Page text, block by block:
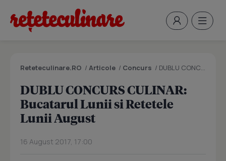
Reteteculinare.RO / Articole / Concurs / DUBLU CONCURS CULINAR: Bucatarul Lunii si Retetele Lunii August
DUBLU CONCURS CULINAR:
Bucatarul Lunii si Retetele
Lunii August
16 August 2017, 17:00